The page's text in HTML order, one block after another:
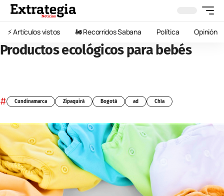
⚡️ Artículos vistos 🚂 Recorridos Sabana Política Opinión
Productos ecológicos para bebés
# Cundinamarca Zipaquirá Bogotá ad Chía